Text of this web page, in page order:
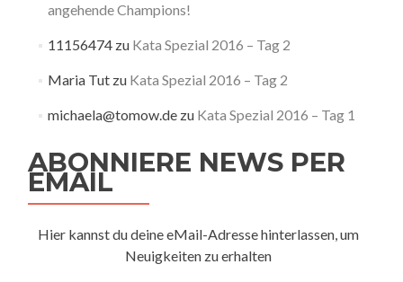
angehende Champions!
11156474zu Kata Spezial 2016 – Tag 2
Maria Tutzu Kata Spezial 2016 – Tag 2
michaela@tomow.dezu Kata Spezial 2016 – Tag 1
ABONNIERE NEWS PER
EMAIL
Hier kannst du deine eMail-Adresse hinterlassen, um
Neuigkeiten zu erhalten